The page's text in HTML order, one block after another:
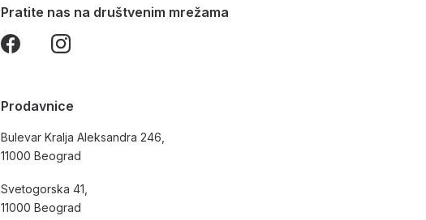
Pratite nas na društvenim mrežama
Prodavnice
Bulevar Kralja Aleksandra 246,
11000 Beograd
Svetogorska 41,
11000 Beograd